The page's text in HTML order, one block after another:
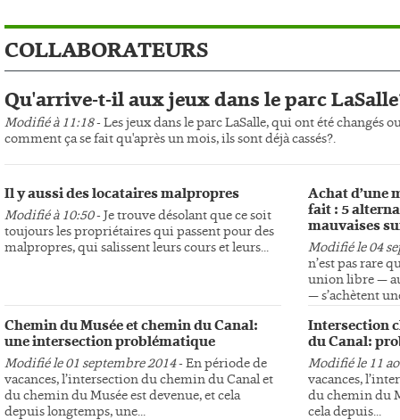
COLLABORATEURS
Qu'arrive-t-il aux jeux dans le parc
Modifié à 11:18- Les jeux dans le parc LaSalle, qui ont été changés
comment ça se fait qu'après un mois, ils sont déjà cassés?.
Il y aussi des locataires malpropres
Modifié à 10:50- Je trouve désolant que ce soit
toujours les propriétaires qui passent pour des
malpropres, qui salissent leurs cours et leurs...
Chemin du Musée et chemin du Canal:
une intersection problématique
Modifié le 01 septembre 2014- En période de
vacances, l’intersection du chemin du Canal et
du chemin du Musée est devenue, et cela
depuis longtemps, une...
Achat d’une
fait : 5
mauvaises
Modifié le 04
n’est pas rare
union libre —
— s’achètent
Intersection
du Canal:
Modifié le 11
vacances,
du chemin du
cela depuis...